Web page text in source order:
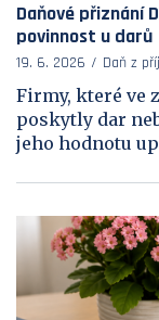
Daňové přiznání
povinnost u darů
19. 6. 2026 Daň z
Firmy, které ve
poskytly dar
jeho hodnotu